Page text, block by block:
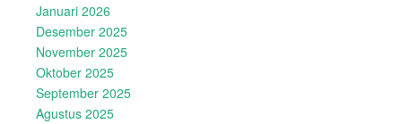
Januari 2026
Desember 2025
November 2025
Oktober 2025
September 2025
Agustus 2025